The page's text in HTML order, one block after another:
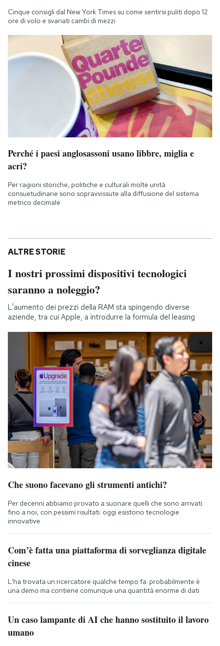
Cinque consigli dal New York Times su come sentirsi puliti dopo 12
ore di volo e svariati cambi di mezzi
Perché i paesi anglosassoni usano libbre, miglia e
acri?
Per ragioni storiche, politiche e culturali molte unità
consuetudinarie sono sopravvissute alla diffusione del sistema
metrico decimale
ALTRE STORIE
I nostri prossimi dispositivi tecnologici
saranno a noleggio?
L'aumento dei prezzi della RAM sta spingendo diverse
aziende, tra cui Apple, a introdurre la formula del leasing
Che suono facevano gli strumenti antichi?
Per decenni abbiamo provato a suonare quelli che sono arrivati
fino a noi, con pessimi risultati: oggi esistono tecnologie
innovative
Com’è fatta una piattaforma di sorveglianza digitale
cinese
L'ha trovata un ricercatore qualche tempo fa: probabilmente è
una demo ma contiene comunque una quantità enorme di dati
Un caso lampante di AI che hanno sostituito il lavoro
umano